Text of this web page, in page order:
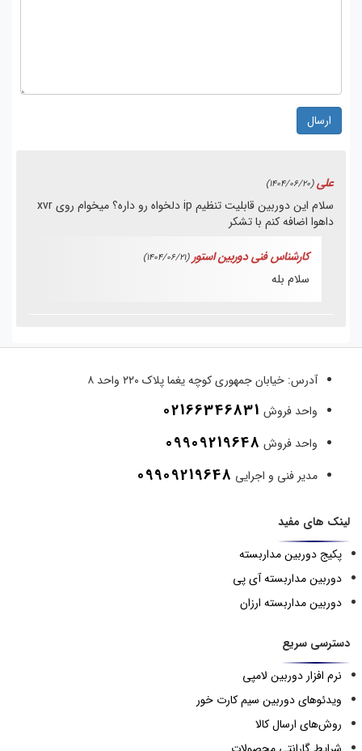
ارسال
علی (1404/06/20)
سلام این دوربین قابلیت تنظیم ip دلخواه رو داره؟ میخوام روی xvr
داهوا اضافه کنم با تشکر
کارشناس فنی دوربین استور (1404/06/21)
سلام بله
آدرس: خیابان جمهوری کوچه یغما پلاک ۲۲۰ واحد ۸
واحد فروش 02166346831
واحد فروش 09909219648
مدیر فنی و اجرایی 09909219648
لینک های مفید
پکیج دوربین مداربسته
دوربین مداربسته آی پی
دوربین مداربسته ارزان
دسترسی سریع
نرم افزار دوربین لامپی
ویدئوهای دوربین سیم کارت خور
روش‌های ارسال کالا